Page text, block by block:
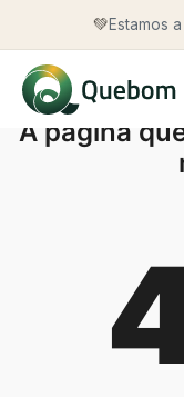
💚Estamos
A página